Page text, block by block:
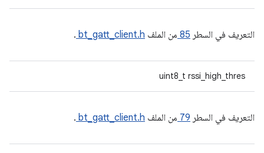
التعريف في السطر 85 من الملف bt_gatt_client.h
.
uint8_t rssi_high_thres
التعريف في السطر 79 من الملف bt_gatt_client.h
.